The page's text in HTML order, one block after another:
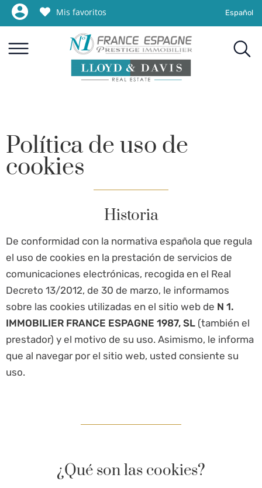
Mis favoritos Español
Política de uso de
cookies
Historia
De conformidad con la normativa española que regula
el uso de cookies en la prestación de servicios de
comunicaciones electrónicas, recogida en el Real
Decreto 13/2012, de 30 de marzo, le informamos
sobre las cookies utilizadas en el sitio web de N 1.
IMMOBILIER FRANCE ESPAGNE 1987, SL (también el
prestador) y el motivo de su uso. Asimismo, le informa
que al navegar por el sitio web, usted consiente su
uso.
¿Qué son las cookies?